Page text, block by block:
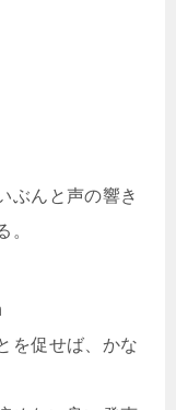
ぶんと声の響き
。
を促せば、かな